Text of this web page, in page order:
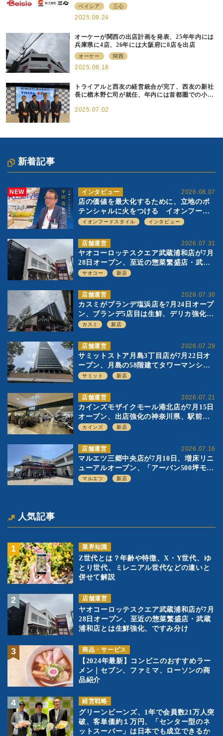
新着記事
NEW 2026.08.07
インタビュー
店の価値を最大化するために、立地のポ
テンシャルに火をつける イオンフード
スタイル 平田 炎社長
イオンフードスタイル インタビュー
2026.07.31
店舗運営
ヤオコーロッテスクエア武蔵浦和店が7月
28日オープン、至近の惣菜繁盛店・武蔵
浦和店とは生鮮強化、ですみ分け
ヤオコー 新店
2026.07.30
店舗運営
カスミがブランデ塩浜店を7月24日オープ
ン、ブランデ5店目は生鮮、デリカ強化の
一方で通常店の要素も取り入れ
カスミ 新店
2026.07.29
店舗運営
サミットストア月島3丁目店が7月22日オ
ープン、月島の58階建てタワーマンショ
ン1階に生鮮強化の小商圏型店を出店
サミット 新店
2026.07.21
店舗運営
カインズモザイクモール港北店が7月15日
オープン、出店強化の神奈川県、駅前
SC2階の都市型小型店
カインズ 新店
2026.07.16
店舗運営
マルエツ三郷中央店が7月10日、増床リニ
ューアルオープン、「アーバン500坪モデ
ル」の実験を集大成、駅前立地受け、寿
マルエツ 新店
受ベイシア 三心
2025.09.24
オーケーが関西の出店計画を発表、25年年内には
兵庫県に4店、26年には大阪府に8店を出店
オーケー 関西
2025.08.18
トライアルと西友の経営統合が完了、西友の新社
長に楢木野仁司が就任、年内には首都圏での小型
2025.07.02
人気記事
業界知識
Z世代とは？年齢や特徴、X・Y世代、ゆ
とり世代、ミレニアル世代などの違いと
併せて解説
店舗運営
ヤオコーロッテスクエア武蔵浦和店が7月
28日オープン、至近の惣菜繁盛店・武蔵
浦和店とは生鮮強化、ですみ分け
商品・サービス
【2024年最新】コンビニのおすすめラー
メン｜セブン、ファミマ、ローソンの商
品紹介
経営戦略
グリーンビーンズ、1年で会員数21万人突
破、客単価約１万円、「センター型のネ
ットスーパー」は日本でも成立できるか